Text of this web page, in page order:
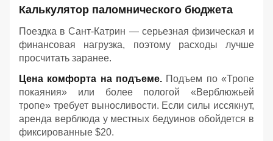
Калькулятор паломнического бюджета
Поездка в Сант-Катрин — серьезная физическая и
финансовая нагрузка, поэтому расходы лучше
просчитать заранее.
Цена комфорта на подъеме. Подъем по «Тропе
покаяния» или более пологой «Верблюжьей
тропе» требует выносливости. Если силы иссякнут,
аренда верблюда у местных бедуинов обойдется в
фиксированные $20.